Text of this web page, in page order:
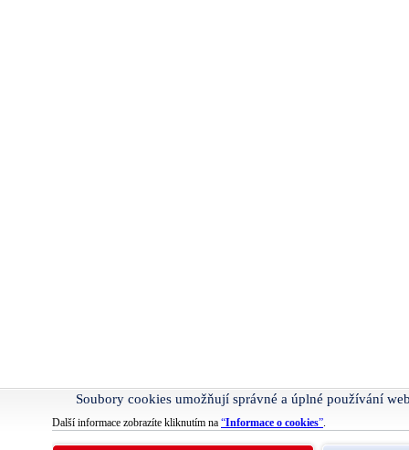
Soubory cookies umožňují správné a úplné používání
Další informace zobrazíte kliknutím na “Informace o cookies”.